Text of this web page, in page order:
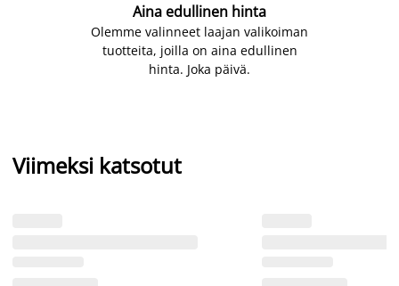
Aina edullinen hinta
Olemme valinneet laajan valikoiman
tuotteita, joilla on aina edullinen
hinta. Joka päivä.
Viimeksi katsotut